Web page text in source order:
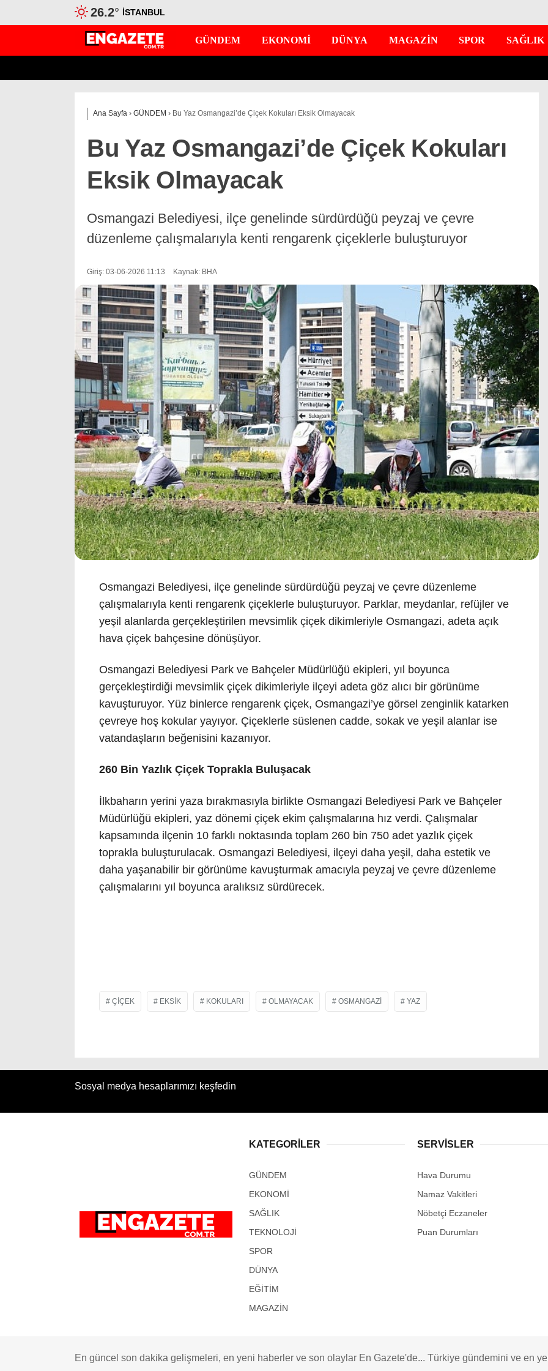
26.2° İSTANBUL
GÜNDEM EKONOMİ DÜNYA MAGAZİN SPOR SAĞLIK
Ana Sayfa › GÜNDEM › Bu Yaz Osmangazi’de Çiçek Kokuları Eksik Olmayacak
Bu Yaz Osmangazi’de Çiçek Kokuları
Eksik Olmayacak
Osmangazi Belediyesi, ilçe genelinde sürdürdüğü peyzaj ve çevre
düzenleme çalışmalarıyla kenti rengarenk çiçeklerle buluşturuyor
Giriş: 03-06-2026 11:13 Kaynak: BHA
Osmangazi Belediyesi, ilçe genelinde sürdürdüğü peyzaj ve çevre düzenleme
çalışmalarıyla kenti rengarenk çiçeklerle buluşturuyor. Parklar, meydanlar, refüjler ve
yeşil alanlarda gerçekleştirilen mevsimlik çiçek dikimleriyle Osmangazi, adeta açık
hava çiçek bahçesine dönüşüyor.
Osmangazi Belediyesi Park ve Bahçeler Müdürlüğü ekipleri, yıl boyunca
gerçekleştirdiği mevsimlik çiçek dikimleriyle ilçeyi adeta göz alıcı bir görünüme
kavuşturuyor. Yüz binlerce rengarenk çiçek, Osmangazi’ye görsel zenginlik katarken
çevreye hoş kokular yayıyor. Çiçeklerle süslenen cadde, sokak ve yeşil alanlar ise
vatandaşların beğenisini kazanıyor.
260 Bin Yazlık Çiçek Toprakla Buluşacak
İlkbaharın yerini yaza bırakmasıyla birlikte Osmangazi Belediyesi Park ve Bahçeler
Müdürlüğü ekipleri, yaz dönemi çiçek ekim çalışmalarına hız verdi. Çalışmalar
kapsamında ilçenin 10 farklı noktasında toplam 260 bin 750 adet yazlık çiçek
toprakla buluşturulacak. Osmangazi Belediyesi, ilçeyi daha yeşil, daha estetik ve
daha yaşanabilir bir görünüme kavuşturmak amacıyla peyzaj ve çevre düzenleme
çalışmalarını yıl boyunca aralıksız sürdürecek.
ÇIÇEK EKSIK KOKULARI OLMAYACAK OSMANGAZI YAZ
Sosyal medya hesaplarımızı keşfedin
KATEGORİLER
GÜNDEM
EKONOMİ
SAĞLIK
TEKNOLOJİ
SPOR
DÜNYA
EĞİTİM
MAGAZİN
SERVİSLER
Hava Durumu
Namaz Vakitleri
Nöbetçi Eczaneler
Puan Durumları
En güncel son dakika gelişmeleri, en yeni haberler ve son olaylar En Gazete'de... Türkiye gündemini ve en